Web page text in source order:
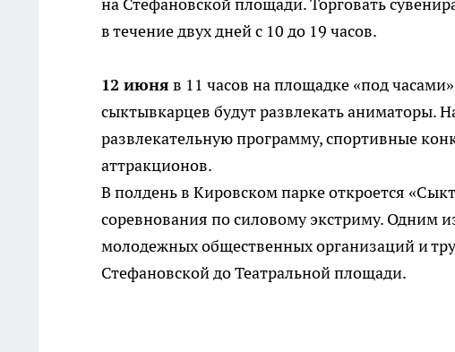
в течение двух дней с 10 до 19 часов.
12 июня в 11 часов на площадке «под
сыктывкарцев будут развлекать аниматоры.
развлекательную программу, спортивные
аттракционов.
В полдень в Кировском парке откроется
соревнования по силовому экстриму. Одним
молодежных общественных организаций и
Стефановской до Театральной площади.